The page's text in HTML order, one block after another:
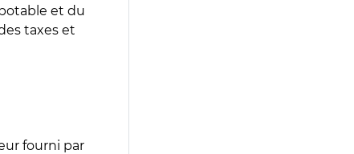
et du
taxes et
fourni par